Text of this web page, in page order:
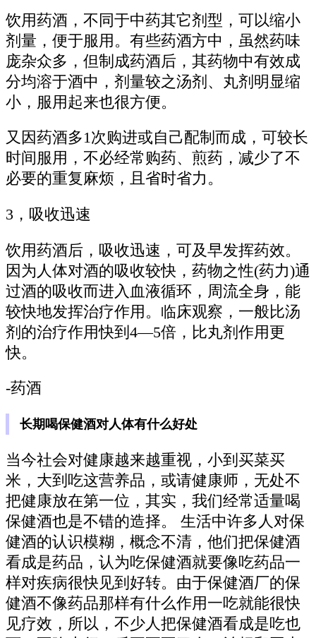
饮用药酒，不同于中药其它剂型，可以缩小
剂量，便于服用。有些药酒方中，虽然药味
庞杂众多，但制成药酒后，其药物中有效成
分均溶于酒中，剂量较之汤剂、丸剂明显缩
小，服用起来也很方便。
又因药酒多1次购进或自己配制而成，可较长
时间服用，不必经常购药、煎药，减少了不
必要的重复麻烦，且省时省力。
3，吸收迅速
饮用药酒后，吸收迅速，可及早发挥药效。
因为人体对酒的吸收较快，药物之性(药力)通
过酒的吸收而进入血液循环，周流全身，能
较快地发挥治疗作用。临床观察，一般比汤
剂的治疗作用快到4—5倍，比丸剂作用更
快。
-药酒
长期喝保健酒对人体有什么好处
当今社会对健康越来越重视，小到买菜买
米，大到吃这营养品，或请健康师，无处不
把健康放在第一位，其实，我们经常适量喝
保健酒也是不错的造择。 生活中许多人对保
健酒的认识模糊，概念不清，他们把保健酒
看成是药品，认为吃保健酒就要像吃药品一
样对疾病很快见到好转。由于保健酒厂的保
健酒不像药品那样有什么作用一吃就能很快
见疗效，所以，不少人把保健酒看成是吃也